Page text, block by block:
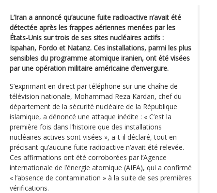
L’Iran a annoncé qu’aucune fuite radioactive n’avait été
détectée après les frappes aériennes menées par les
États-Unis sur trois de ses sites nucléaires actifs :
Ispahan, Fordo et Natanz. Ces installations, parmi les plus
sensibles du programme atomique iranien, ont été visées
par une opération militaire américaine d’envergure.
S’exprimant en direct par téléphone sur une chaîne de
télévision nationale, Mohammad Reza Kardan, chef du
département de la sécurité nucléaire de la République
islamique, a dénoncé une attaque inédite : « C’est la
première fois dans l’histoire que des installations
nucléaires actives sont visées », a-t-il déclaré, tout en
précisant qu’aucune fuite radioactive n’avait été relevée.
Ces affirmations ont été corroborées par l’Agence
internationale de l’énergie atomique (AIEA), qui a confirmé
« l’absence de contamination » à la suite de ses premières
vérifications.